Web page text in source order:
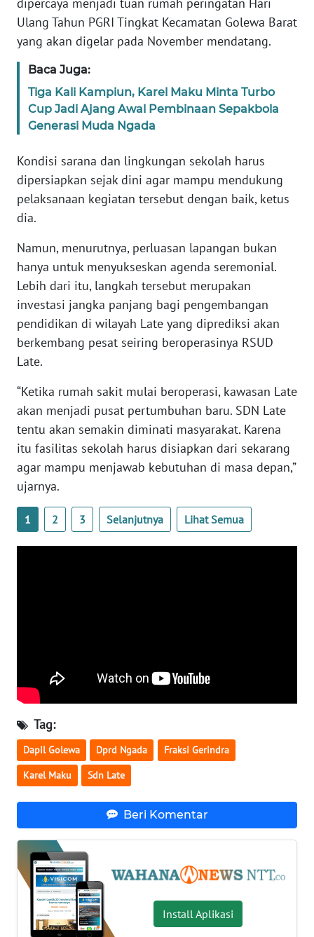
Ulang Tahun PGRI Tingkat Kecamatan Golewa Barat
yang akan digelar pada November mendatang.
Baca Juga:
Tiga Kali Kampiun, Karel Maku Minta Turbo
Cup Jadi Ajang Awal Pembinaan Sepakbola
Generasi Muda Ngada
Kondisi sarana dan lingkungan sekolah harus
dipersiapkan sejak dini agar mampu mendukung
pelaksanaan kegiatan tersebut dengan baik, ketus
dia.
Namun, menurutnya, perluasan lapangan bukan
hanya untuk menyukseskan agenda seremonial.
Lebih dari itu, langkah tersebut merupakan
investasi jangka panjang bagi pengembangan
pendidikan di wilayah Late yang diprediksi akan
berkembang pesat seiring beroperasinya RSUD
Late.
“Ketika rumah sakit mulai beroperasi, kawasan Late
akan menjadi pusat pertumbuhan baru. SDN Late
tentu akan semakin diminati masyarakat. Karena
itu fasilitas sekolah harus disiapkan dari sekarang
agar mampu menjawab kebutuhan di masa depan,”
ujarnya.
1 2 3 Selanjutnya Lihat Semua
Tag:
Dapil Golewa Dprd Ngada Fraksi Gerindra
Karel Maku Sdn Late
Beri Komentar
Install Aplikasi
BARAT
WN
WN
SERAMBI
JAMBI
WN
WN
NTB
WN
WN
SULBAR
BABEL
WN
SUMBAR
WN
SUMSEL
JATENG
NUSANTARA
WN
JOGJA
JATIM
WN
BALI
WN